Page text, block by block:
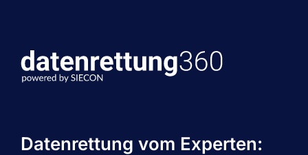
Datenrettung vom Experten: